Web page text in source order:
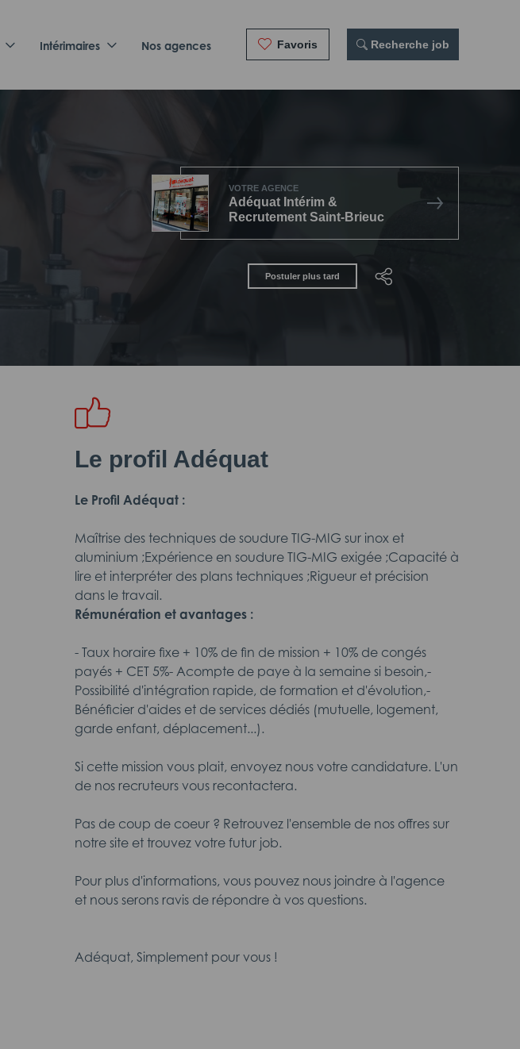
Intérimaires Nos agences Favoris Recherche job
VOTRE AGENCE
Adéquat Intérim &
Recrutement Saint-Brieuc
Postuler plus tard
Le profil Adéquat
Le Profil Adéquat :
Maîtrise des techniques de soudure TIG-MIG sur inox et
aluminium ;Expérience en soudure TIG-MIG exigée ;Capacité à
lire et interpréter des plans techniques ;Rigueur et précision
dans le travail.
Rémunération et avantages :
- Taux horaire fixe + 10% de fin de mission + 10% de congés
payés + CET 5%- Acompte de paye à la semaine si besoin,-
Possibilité d'intégration rapide, de formation et d'évolution,-
Bénéficier d'aides et de services dédiés (mutuelle, logement,
garde enfant, déplacement...).
Si cette mission vous plait, envoyez nous votre candidature. L'un
de nos recruteurs vous recontactera.
Pas de coup de coeur ? Retrouvez l'ensemble de nos offres sur
notre site et trouvez votre futur job.
Pour plus d'informations, vous pouvez nous joindre à l'agence
et nous serons ravis de répondre à vos questions.
Adéquat, Simplement pour vous !